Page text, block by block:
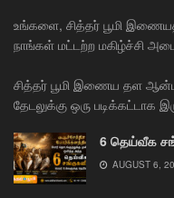
உங்களை, சித்தர் பூமி
நாங்கள் மட்டற்ற மகிழ்ச்சி
சித்தர் பூமி இணைய தள
தேடலுக்கு ஒரு படிக்கட்டாக
6 தெய்வீக
AUGUST 6,